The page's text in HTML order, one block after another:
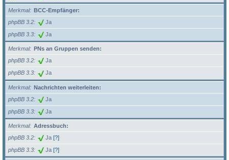
Merkmal
BCC-Empfänger:
phpBB 3.2
Ja
phpBB 3.3 Ja
Merkmal
PNs an Gruppen senden:
phpBB 3.2
Ja
phpBB 3.3 Ja
Merkmal
Nachrichten weiterleiten:
phpBB 3.2
Ja
phpBB 3.3 Ja
Merkmal
Adressbuch:
phpBB 3.2
Ja [?]
phpBB 3.3 Ja [?]